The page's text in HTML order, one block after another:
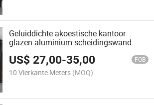
Geluiddichte akoestische kantoor
glazen aluminium scheidingswand
US$27,00-35,00 FOB
10 Vierkante Meters (MOQ)